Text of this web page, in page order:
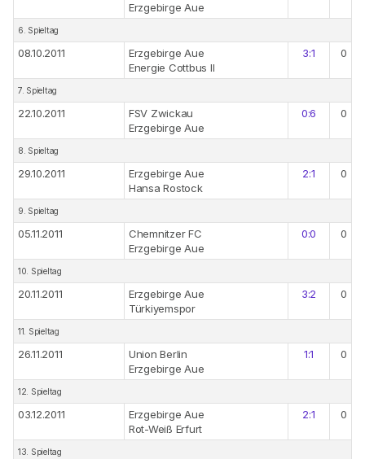
Erzgebirge Aue
6. Spieltag
08.10.2011
Erzgebirge Aue
Energie Cottbus II
3:1 0
7. Spieltag
22.10.2011
FSV Zwickau
Erzgebirge Aue
0:6 0
8. Spieltag
29.10.2011
Erzgebirge Aue
Hansa Rostock
2:1 0
9. Spieltag
05.11.2011
Chemnitzer FC
Erzgebirge Aue
0:0 0
10. Spieltag
20.11.2011
Erzgebirge Aue
Türkiyemspor
3:2 0
11. Spieltag
26.11.2011
Union Berlin
Erzgebirge Aue
1:1 0
12. Spieltag
03.12.2011
Erzgebirge Aue
Rot-Weiß Erfurt
2:1 0
13. Spieltag